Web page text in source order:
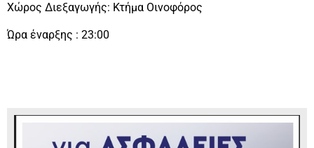
Χώρος Διεξαγωγής: Κτήμα Οινοφόρος
Ώρα έναρξης : 23:00